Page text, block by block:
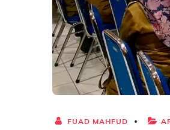
FUAD MAHFUD